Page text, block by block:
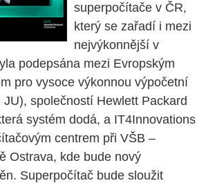
superpočítače v ČR,
který se zařadí i mezi
nejvýkonnější v
podepsána mezi Evropským
pro vysoce výkonnou výpočetní
společností Hewlett Packard
systém dodá, a IT4Innovations
centrem při VŠB –
Ostrava, kde bude nový
Superpočítač bude sloužit